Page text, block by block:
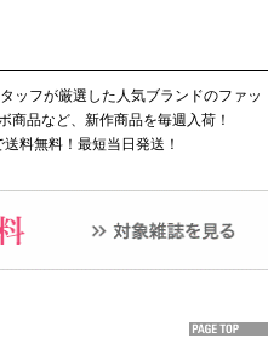
ッフが厳選した人気ブランドのファッ
品など、新作商品を毎週入荷！
料無料！最短当日発送！